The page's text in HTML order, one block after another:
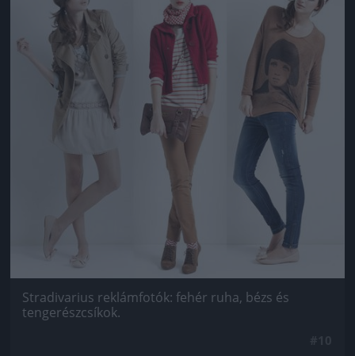
Stradivarius reklámfotók: fehér ruha, bézs és
tengerészcsíkok.